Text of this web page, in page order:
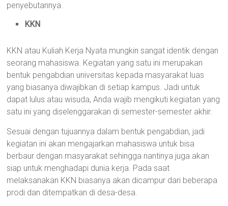
penyebutannya.
KKN
KKN atau Kuliah Kerja Nyata mungkin sangat identik dengan
seorang mahasiswa. Kegiatan yang satu ini merupakan
bentuk pengabdian universitas kepada masyarakat luas
yang biasanya diwajibkan di setiap kampus. Jadi untuk
dapat lulus atau wisuda, Anda wajib mengikuti kegiatan yang
satu ini yang diselenggarakan di semester-semester akhir.
Sesuai dengan tujuannya dalam bentuk pengabdian, jadi
kegiatan ini akan mengajarkan mahasiswa untuk bisa
berbaur dengan masyarakat sehingga nantinya juga akan
siap untuk menghadapi dunia kerja. Pada saat
melaksanakan KKN biasanya akan dicampur dari beberapa
prodi dan ditempatkan di desa-desa.